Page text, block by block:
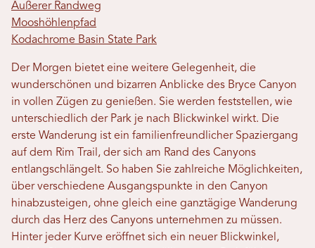
Äußerer Randweg
Mooshöhlenpfad
Kodachrome Basin State Park
Der Morgen bietet eine weitere Gelegenheit, die
wunderschönen und bizarren Anblicke des Bryce Canyon
in vollen Zügen zu genießen. Sie werden feststellen, wie
unterschiedlich der Park je nach Blickwinkel wirkt. Die
erste Wanderung ist ein familienfreundlicher Spaziergang
auf dem Rim Trail, der sich am Rand des Canyons
entlangschlängelt. So haben Sie zahlreiche Möglichkeiten,
über verschiedene Ausgangspunkte in den Canyon
hinabzusteigen, ohne gleich eine ganztägige Wanderung
durch das Herz des Canyons unternehmen zu müssen.
Hinter jeder Kurve eröffnet sich ein neuer Blickwinkel,